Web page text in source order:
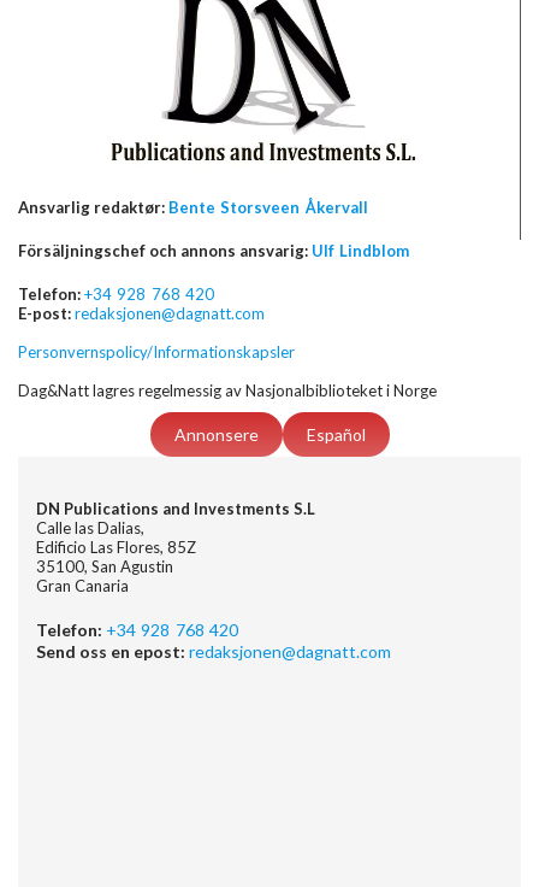
Ansvarlig redaktør: Bente Storsveen Åkervall
Försäljningschef och annons ansvarig: Ulf Lindblom
Telefon:+34 928 768 420
E-post:redaksjonen@dagnatt.com
Personvernspolicy/Informationskapsler
Dag&Natt lagres regelmessig av Nasjonalbiblioteket i Norge
Annonsere Español
DN Publications and Investments S.L
Calle las Dalias,
Edificio Las Flores, 85Z
35100, San Agustin
Gran Canaria
Telefon: +34 928 768 420
Send oss en epost: redaksjonen@dagnatt.com